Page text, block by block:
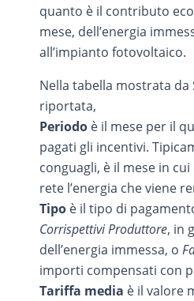
quanto è il contributo
mese, dell’energia
all’impianto fotovoltaico.
Nella tabella mostrata
riportata,
Periodo è il mese per il
pagati gli incentivi.
conguagli, è il mese in
rete l’energia che viene
Tipo è il tipo di
Corrispettivi Produttore, in
dell’energia immessa, o
importi compensati con
Tariffa media è il valore